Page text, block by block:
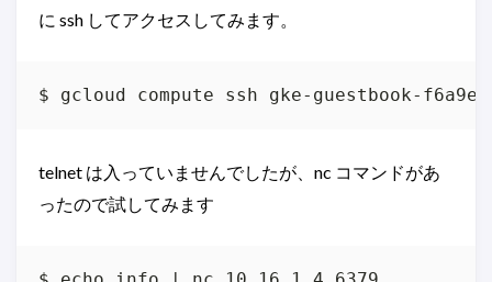
に ssh してアクセスしてみます。
$ gcloud compute ssh gke-guestbook-
telnet は入っていませんでしたが、nc コマンドがあ
ったので試してみます